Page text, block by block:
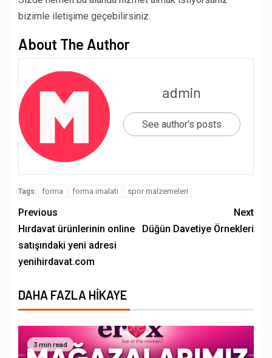
bizimle iletişime geçebilirsiniz.
About The Author
admin
See author's posts
Tags: forma forma imalatı spor malzemeleri
Previous
Hırdavat ürünlerinin online
satışındaki yeni adresi
yenihirdavat.com
Next
Düğün Davetiye Örnekleri
DAHA FAZLA HIKAYE
3 min read